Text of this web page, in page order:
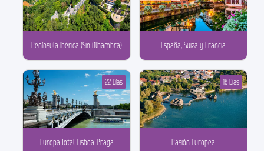
Península Ibérica (Sin Alhambra) España, Suiza y Francia
Europa Total Lisboa-Praga
22 Días
Pasión Europea
16 Días